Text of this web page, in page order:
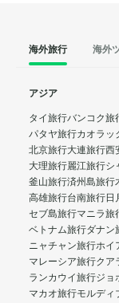
海外旅行 海外
アジア
タイ旅行バンコク旅
パタヤ旅行カオラッ
北京旅行大連旅行西
大理旅行麗江旅行シ
釜山旅行済州島旅行
高雄旅行台南旅行日
セブ島旅行マニラ旅
ベトナム旅行ダナン
ニャチャン旅行ホイ
マレーシア旅行クア
ランカウイ旅行ジョ
マカオ旅行モルディ